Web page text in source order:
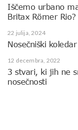
Iščemo urbano
Britax Römer Rio?
22 julija, 2024
Nosečniški koledar
12 decembra, 2022
3 stvari, ki jih ne
nosečnosti